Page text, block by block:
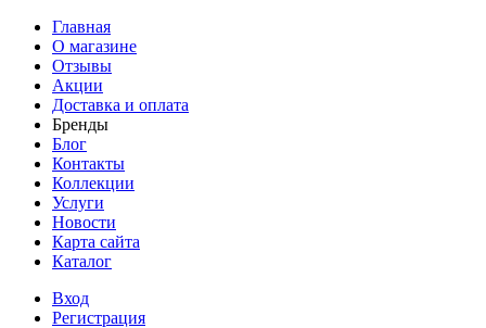
Главная
О магазине
Отзывы
Акции
Доставка и оплата
Бренды
Блог
Контакты
Коллекции
Услуги
Новости
Карта сайта
Каталог
Вход
Регистрация